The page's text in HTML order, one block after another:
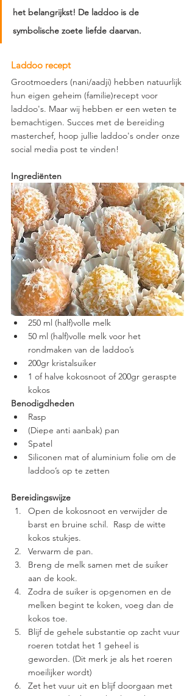
het belangrijkst! De laddoo is de
symbolische zoete liefde daarvan.
Laddoo recept
Grootmoeders (nani/aadji) hebben natuurlijk
hun eigen geheim (familie)recept voor
laddoo's. Maar wij hebben er een weten te
bemachtigen. Succes met de bereiding
masterchef, hoop jullie laddoo's onder onze
social media post te vinden!
Ingrediënten
250 ml (half)volle melk
50 ml (half)volle melk voor het
rondmaken van de laddoo’s
200gr kristalsuiker
1 of halve kokosnoot of 200gr geraspte
kokos
Benodigdheden
Rasp
(Diepe anti aanbak) pan
Spatel
Siliconen mat of aluminium folie om de
laddoo’s op te zetten
Bereidingswijze
Open de kokosnoot en verwijder de
barst en bruine schil.  Rasp de witte
kokos stukjes.
Verwarm de pan.
Breng de melk samen met de suiker
aan de kook.
Zodra de suiker is opgenomen en de
melken begint te koken, voeg dan de
kokos toe.
Blijf de gehele substantie op zacht vuur
roeren totdat het 1 geheel is
geworden. (Dit merk je als het roeren
moeilijker wordt)
Zet het vuur uit en blijf doorgaan met